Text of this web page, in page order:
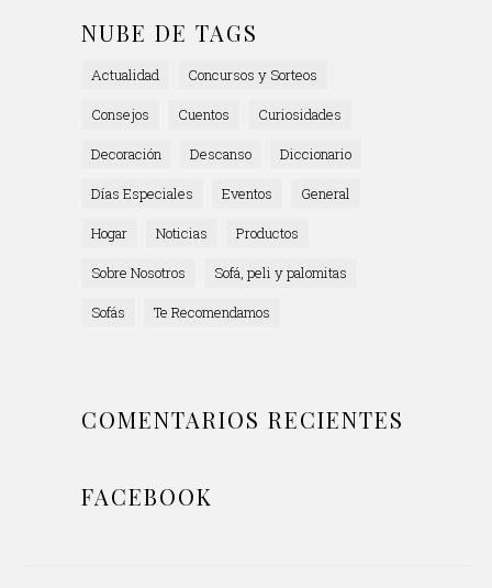
NUBE DE TAGS
Actualidad
Concursos y Sorteos
Consejos
Cuentos
Curiosidades
Decoración
Descanso
Diccionario
Días Especiales
Eventos
General
Hogar
Noticias
Productos
Sobre Nosotros
Sofá, peli y palomitas
Sofás
Te Recomendamos
COMENTARIOS RECIENTES
FACEBOOK